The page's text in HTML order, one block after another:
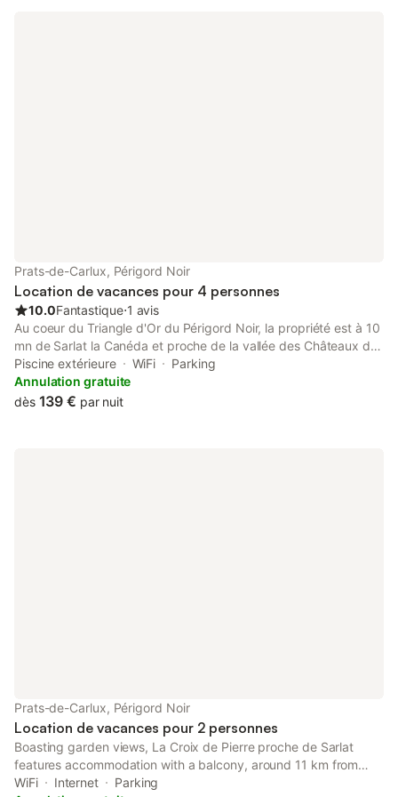
Prats-de-Carlux, Périgord Noir
Location de vacances pour 4 personnes
10.0Fantastique⋅1 avis
Au coeur du Triangle d'Or du Périgord Noir, la propriété est à 10
mn de Sarlat la Canéda et proche de la vallée des Châteaux de
la Dordogne. Bien située pour visiter également Rocamadour, le
Gouffre de Padirac et tous les magnifiques sites de la région.
Gîte chaleureux dans un hameau typique, tranquillité garantie,
Piscine extérieure WiFi
Parking
Annulation gratuite
dès 139 € par nuit
Prats-de-Carlux, Périgord Noir
Location de vacances pour 2 personnes
Boasting garden views, La Croix de Pierre proche de Sarlat
features accommodation with a balcony, around 11 km from
Sarlat-la-Canéda Train Station. This property offers access to a
WiFi Internet
Parking